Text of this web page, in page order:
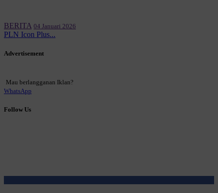
BERITA 04 Januari 2026
PLN Icon Plus...
Advertisement
Mau berlangganan Iklan?
WhatsApp
Follow Us